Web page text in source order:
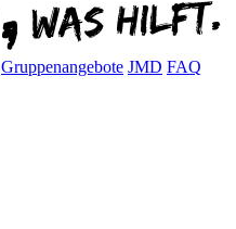
Gruppenangebote JMD FAQ